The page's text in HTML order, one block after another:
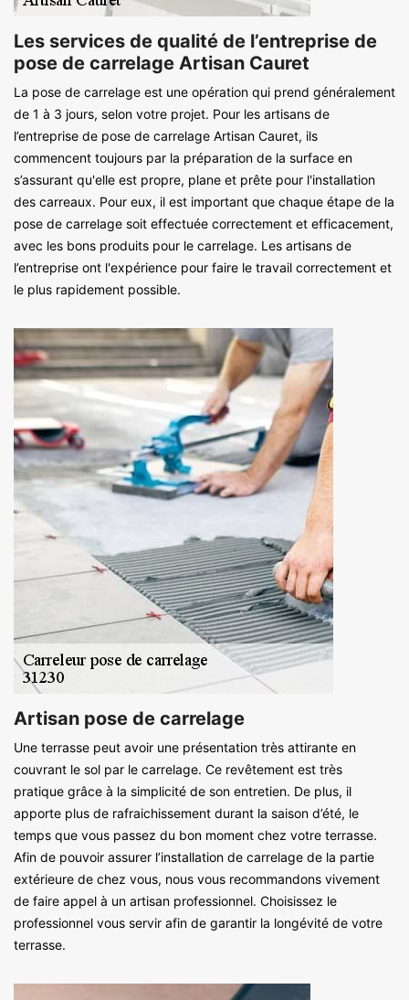
Les services de qualité de l’entreprise de
pose de carrelage Artisan Cauret
La pose de carrelage est une opération qui prend généralement
de 1 à 3 jours, selon votre projet. Pour les artisans de
l’entreprise de pose de carrelage Artisan Cauret, ils
commencent toujours par la préparation de la surface en
s’assurant qu'elle est propre, plane et prête pour l'installation
des carreaux. Pour eux, il est important que chaque étape de la
pose de carrelage soit effectuée correctement et efficacement,
avec les bons produits pour le carrelage. Les artisans de
l’entreprise ont l'expérience pour faire le travail correctement et
le plus rapidement possible.
Artisan pose de carrelage
Une terrasse peut avoir une présentation très attirante en
couvrant le sol par le carrelage. Ce revêtement est très
pratique grâce à la simplicité de son entretien. De plus, il
apporte plus de rafraichissement durant la saison d’été, le
temps que vous passez du bon moment chez votre terrasse.
Afin de pouvoir assurer l’installation de carrelage de la partie
extérieure de chez vous, nous vous recommandons vivement
de faire appel à un artisan professionnel. Choisissez le
professionnel vous servir afin de garantir la longévité de votre
terrasse.